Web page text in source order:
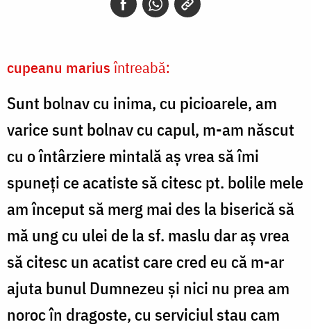
cupeanu mariusîntreabă:
Sunt bolnav cu inima, cu picioarele, am
varice sunt bolnav cu capul, m-am născut
cu o întârziere mintală aş vrea să îmi
spuneţi ce acatiste să citesc pt. bolile mele
am început să merg mai des la biserică să
mă ung cu ulei de la sf. maslu dar aş vrea
să citesc un acatist care cred eu că m-ar
ajuta bunul Dumnezeu şi nici nu prea am
noroc în dragoste, cu serviciul stau cam